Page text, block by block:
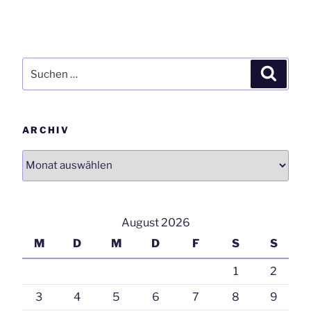
nach:
ARCHIV
August 2026
M
D M D F S S
1
2
3
4 5 6 7 8
9